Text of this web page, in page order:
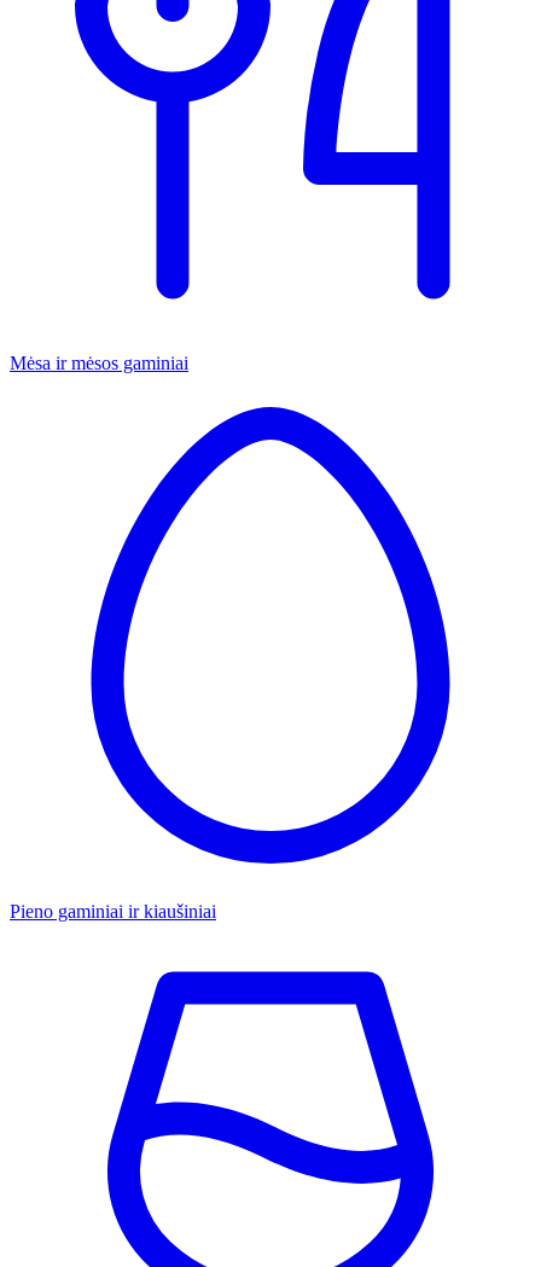
Mėsa ir mėsos gaminiai
Pieno gaminiai ir kiaušiniai